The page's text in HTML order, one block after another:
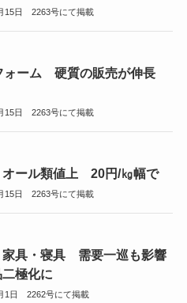
15日 2263号にて掲載
ォーム 硬質の販売が伸長
15日 2263号にて掲載
ール類値上 20円/㎏幅で
15日 2263号にて掲載
具・寝具 需要一巡も影響
極化に
1日 2262号にて掲載